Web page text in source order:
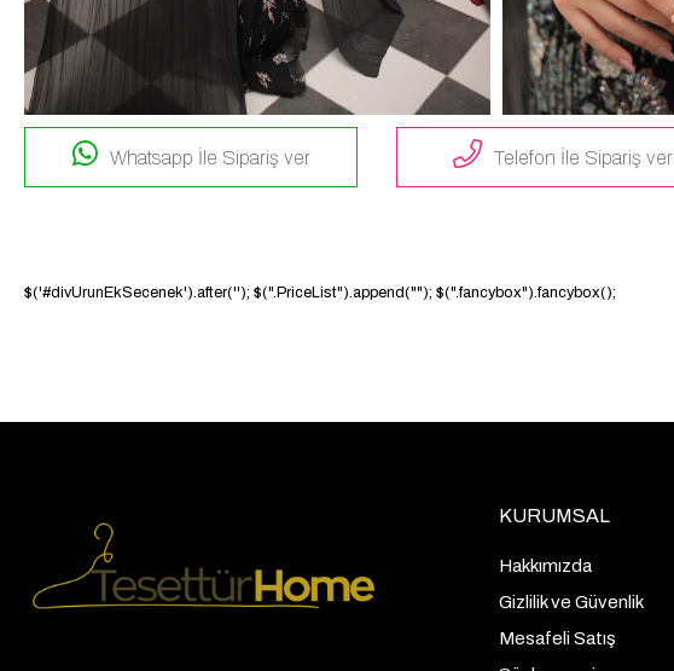
Whatsapp İle Sipariş ver Telefon İle Sipariş ver
$('#divUrunEkSecenek').after(''); $(".PriceList").append(""); $(".fancybox").fancybox();
KURUMSAL
Hakkımızda
Gizlilik ve Güvenlik
Mesafeli Satış